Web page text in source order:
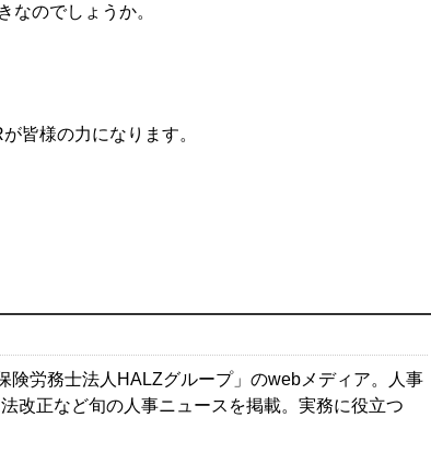
なのでしょうか。
皆様の力になります。
険労務士法人HALZグループ」のwebメディア。人事
改正など旬の人事ニュースを掲載。実務に役立つ